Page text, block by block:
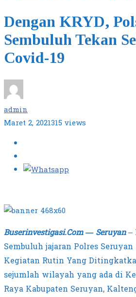
Dengan KRYD,
Sembuluh Tekan
Covid-19
admin
Maret 2, 2021315 views
Buserinvestigasi.Com — Seruyan–
Sembuluh jajaran Polres
Kegiatan Rutin Yang
sejumlah wilayah yang ada di
Raya Kabupaten Seruyan,